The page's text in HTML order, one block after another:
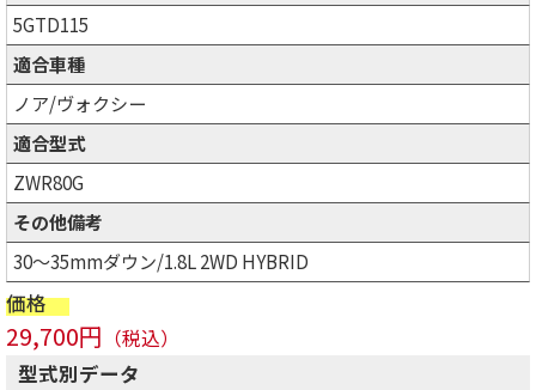
5GTD115
適合車種
ノア/ヴォクシー
適合型式
ZWR80G
その他備考
30～35mmダウン/1.8L 2WD HYBRID
価格
29,700円 （税込）
型式別データ